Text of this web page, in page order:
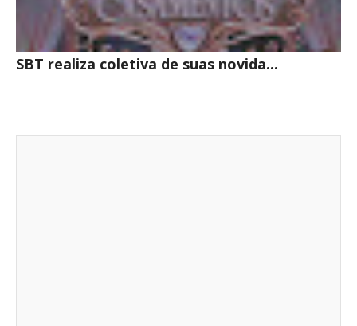
SBT realiza coletiva de suas novida...